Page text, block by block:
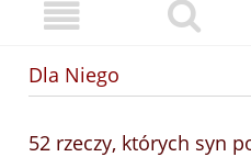
Dla Niego
52 rzeczy, których syn